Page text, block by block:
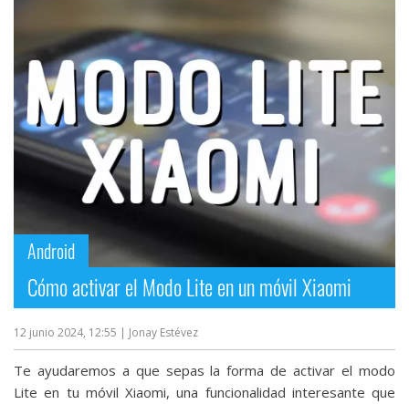
Android
Cómo activar el Modo Lite en un móvil Xiaomi
12 junio 2024, 12:55 | Jonay Estévez
Te ayudaremos a que sepas la forma de activar el modo
Lite en tu móvil Xiaomi, una funcionalidad interesante que